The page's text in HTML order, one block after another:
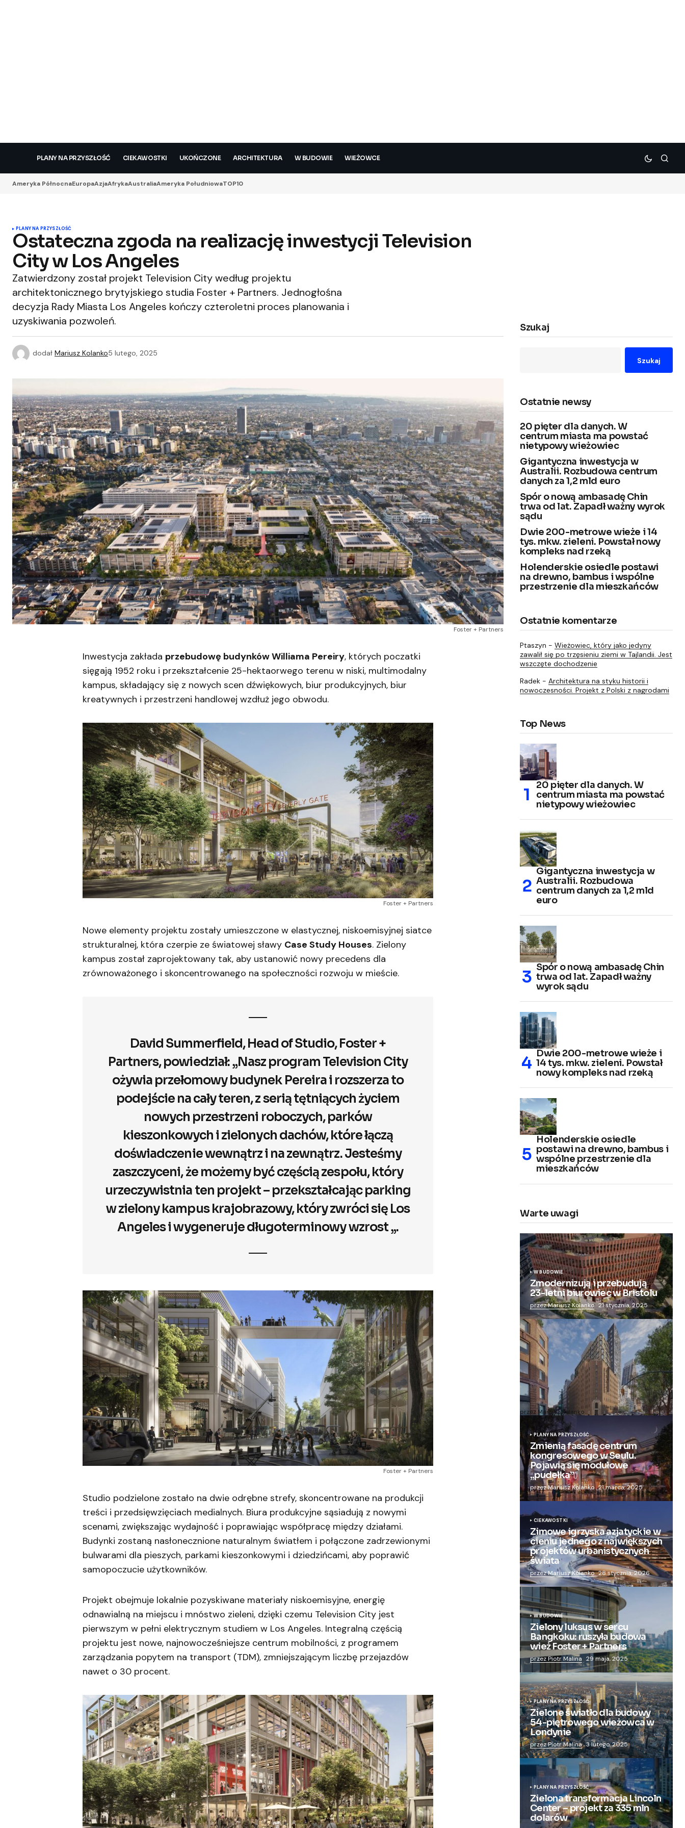
PLANY NA PRZYSZŁOŚĆ CIEKAWOSTKI UKOŃCZONE ARCHITEKTURA W BUDOWIE WIEŻOWCE
Ameryka PółnocnaEuropaAzjaAfrykaAustraliaAmeryka PołudniowaTOP10
PLANY NA PRZYSZŁOŚĆ
Ostateczna zgoda na realizację inwestycji Television
City w Los Angeles
Zatwierdzony został projekt Television City według projektu
architektonicznego brytyjskiego studia Foster + Partners. Jednogłośna
decyzja Rady Miasta Los Angeles kończy czteroletni proces planowania i
uzyskiwania pozwoleń.
dodał Mariusz Kolanko5 lutego, 2025
Foster + Partners
Inwestycja zakłada przebudowę budynków Williama Pereiry, których poczatki
sięgają 1952 roku i przekształcenie 25-hektaorwego terenu w niski, multimodalny
kampus, składający się z nowych scen dźwiękowych, biur produkcyjnych, biur
kreatywnych i przestrzeni handlowej wzdłuż jego obwodu.
Foster + Partners
Nowe elementy projektu zostały umieszczone w elastycznej, niskoemisyjnej siatce
strukturalnej, która czerpie ze światowej sławy Case Study Houses. Zielony
kampus został zaprojektowany tak, aby ustanowić nowy precedens dla
zrównoważonego i skoncentrowanego na społeczności rozwoju w mieście.
David Summerfield, Head of Studio, Foster +
Partners, powiedział: „Nasz program Television City
ożywia przełomowy budynek Pereira i rozszerza to
podejście na cały teren, z serią tętniących życiem
nowych przestrzeni roboczych, parków
kieszonkowych i zielonych dachów, które łączą
doświadczenie wewnątrz i na zewnątrz. Jesteśmy
zaszczyceni, że możemy być częścią zespołu, który
urzeczywistnia ten projekt – przekształcając parking
w zielony kampus krajobrazowy, który zwróci się Los
Angeles i wygeneruje długoterminowy wzrost „.
Foster + Partners
Studio podzielone zostało na dwie odrębne strefy, skoncentrowane na produkcji
treści i przedsięwzięciach medialnych. Biura produkcyjne sąsiadują z nowymi
scenami, zwiększając wydajność i poprawiając współpracę między działami.
Budynki zostaną nasłonecznione naturalnym światłem i połączone zadrzewionymi
bulwarami dla pieszych, parkami kieszonkowymi i dziedzińcami, aby poprawić
samopoczucie użytkowników.
Projekt obejmuje lokalnie pozyskiwane materiały niskoemisyjne, energię
odnawialną na miejscu i mnóstwo zieleni, dzięki czemu Television City jest
pierwszym w pełni elektrycznym studiem w Los Angeles. Integralną częścią
projektu jest nowe, najnowocześniejsze centrum mobilności, z programem
zarządzania popytem na transport (TDM), zmniejszającym liczbę przejazdów
nawet o 30 procent.
Szukaj
Szukaj
Ostatnie newsy
20 pięter dla danych. W
centrum miasta ma powstać
nietypowy wieżowiec
Gigantyczna inwestycja w
Australii. Rozbudowa centrum
danych za 1,2 mld euro
Spór o nową ambasadę Chin
trwa od lat. Zapadł ważny wyrok
sądu
Dwie 200-metrowe wieże i 14
tys. mkw. zieleni. Powstał nowy
kompleks nad rzeką
Holenderskie osiedle postawi
na drewno, bambus i wspólne
przestrzenie dla mieszkańców
Ostatnie komentarze
Ptaszyn - Wieżowiec, który jako jedyny
zawalił się po trzęsieniu ziemi w Tajlandii. Jest
wszczęte dochodzenie
Radek - Architektura na styku historii i
nowoczesności. Projekt z Polski z nagrodami
Top News
20 pięter dla danych. W
centrum miasta ma powstać
nietypowy wieżowiec
Gigantyczna inwestycja w
Australii. Rozbudowa
centrum danych za 1,2 mld
euro
Spór o nową ambasadę Chin
trwa od lat. Zapadł ważny
wyrok sądu
Dwie 200-metrowe wieże i
14 tys. mkw. zieleni. Powstał
nowy kompleks nad rzeką
Holenderskie osiedle
postawi na drewno, bambus i
wspólne przestrzenie dla
mieszkańców
Warte uwagi
W BUDOWIE
Zmodernizują i przebudują
23-letni biurowiec w Bristolu
przez Mariusz Kolanko 21 stycznia, 2025
Zmieniają więzienie dla kobiet w
nowoczesny apartamentowiec
przez Mariusz Kolanko 20 lipca, 2024
PLANY NA PRZYSZŁOŚĆ
Zmienią fasadę centrum
kongresowego w Seulu.
Pojawią się modułowe
„pudełka”
przez Mariusz Kolanko 21 marca, 2025
CIEKAWOSTKI
Zimowe igrzyska azjatyckie w
cieniu jednego z największych
projektów urbanistycznych
świata
przez Mariusz Kolanko 28 stycznia, 2026
W BUDOWIE
Zielony luksus w sercu
Bangkoku: ruszyła budowa
wież Foster + Partners
przez Piotr Malina 29 maja, 2025
PLANY NA PRZYSZŁOŚĆ
Zielone światło dla budowy
54-piętrowego wieżowca w
Londynie
przez Piotr Malina 3 lutego, 2025
PLANY NA PRZYSZŁOŚĆ
Zielona transformacja Lincoln
Center – projekt za 335 mln
dolarów